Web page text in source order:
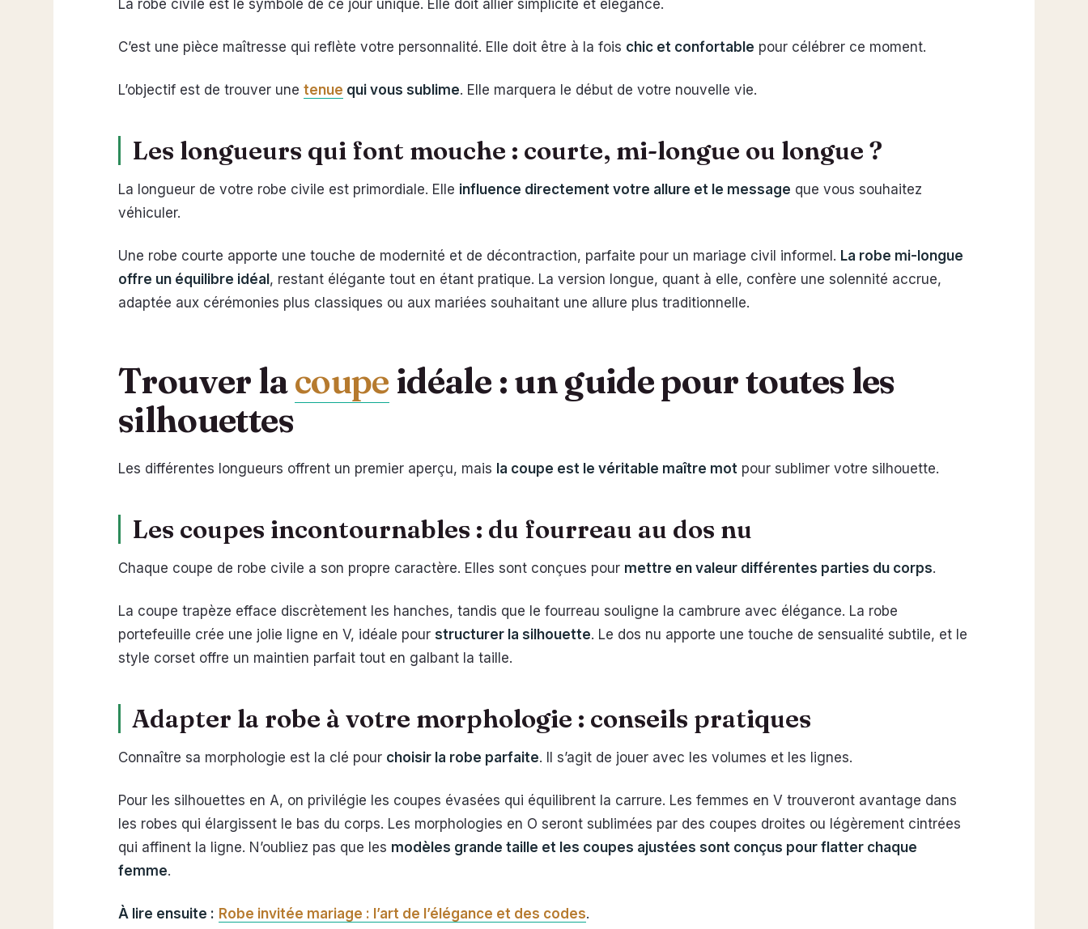
La robe civile est le symbole de ce jour unique. Elle doit allier simplicité et élégance.
C’est une pièce maîtresse qui reflète votre personnalité. Elle doit être à la fois chic et confortable pour célébrer ce moment.
L’objectif est de trouver une tenue qui vous sublime. Elle marquera le début de votre nouvelle vie.
Les longueurs qui font mouche : courte, mi-longue ou longue ?
La longueur de votre robe civile est primordiale. Elle influence directement votre allure et le message que vous souhaitez
véhiculer.
Une robe courte apporte une touche de modernité et de décontraction, parfaite pour un mariage civil informel. La robe mi-longue
offre un équilibre idéal , restant élégante tout en étant pratique. La version longue, quant à elle, confère une solennité accrue,
adaptée aux cérémonies plus classiques ou aux mariées souhaitant une allure plus traditionnelle.
Trouver lacoupeidéale : un guide pour toutes les
silhouettes
Les différentes longueurs offrent un premier aperçu, mais la coupe est le véritable maître mot pour sublimer votre silhouette.
Les coupes incontournables : du fourreau au dos nu
Chaque coupe de robe civile a son propre caractère. Elles sont conçues pour mettre en valeur différentes parties du corps.
La coupe trapèze efface discrètement les hanches, tandis que le fourreau souligne la cambrure avec élégance. La robe
portefeuille crée une jolie ligne en V, idéale pour structurer la silhouette. Le dos nu apporte une touche de sensualité subtile, et le
style corset offre un maintien parfait tout en galbant la taille.
Adapter la robe à votre morphologie : conseils pratiques
Connaître sa morphologie est la clé pour choisir la robe parfaite. Il s’agit de jouer avec les volumes et les lignes.
Pour les silhouettes en A, on privilégie les coupes évasées qui équilibrent la carrure. Les femmes en V trouveront avantage dans
les robes qui élargissent le bas du corps. Les morphologies en O seront sublimées par des coupes droites ou légèrement cintrées
qui affinent la ligne. N’oubliez pas que les modèles grande taille et les coupes ajustées sont conçus pour flatter chaque
femme.
À lire ensuite : Robe invitée mariage : l’art de l’élégance et des codes.